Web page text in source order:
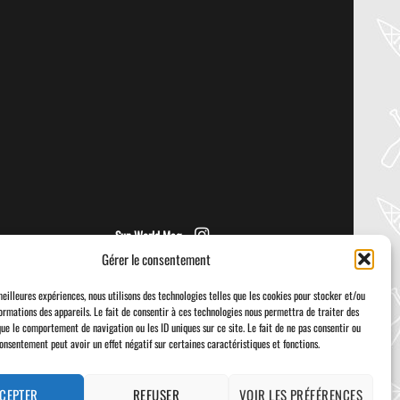
Gérer le consentement
expériences, nous utilisons des technologies telles que les cookies pour stocker et/ou
des appareils. Le fait de consentir à ces technologies nous permettra de traiter des
le comportement de navigation ou les ID uniques sur ce site. Le fait de ne pas consentir ou
peut avoir un effet négatif sur certaines caractéristiques et fonctions.
REFUSER VOIR LES PRÉFÉRENCES
Sup World Mag
Visa PayPal Stripe MasterCard
Delivery